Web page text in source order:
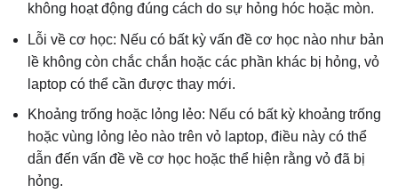
không hoạt động đúng cách do sự hỏng hóc hoặc mòn.
Lỗi về cơ học: Nếu có bất kỳ vấn đề cơ học nào như bản
lề không còn chắc chắn hoặc các phần khác bị hỏng, vỏ
laptop có thể cần được thay mới.
Khoảng trống hoặc lỏng lẻo: Nếu có bất kỳ khoảng trống
hoặc vùng lỏng lẻo nào trên vỏ laptop, điều này có thể
dẫn đến vấn đề về cơ học hoặc thể hiện rằng vỏ đã bị
hỏng.